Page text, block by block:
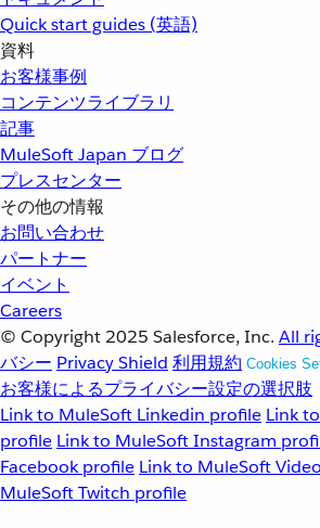
Quick start guides (英語)
資料
お客様事例
コンテンツライブラリ
記事
MuleSoft Japan ブログ
プレスセンター
その他の情報
お問い合わせ
パートナー
イベント
Careers
© Copyright 2025 Salesforce, Inc. All
バシー Privacy Shield 利用規約 Cookies
お客様によるプライバシー設定の選択肢
Link to MuleSoft Linkedin profile Link
profile Link to MuleSoft Instagram
Facebook profile Link to MuleSoft
MuleSoft Twitch profile